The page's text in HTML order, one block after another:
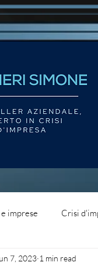
imprese Crisi
Blog - liquidità
7, 2023 1 min read